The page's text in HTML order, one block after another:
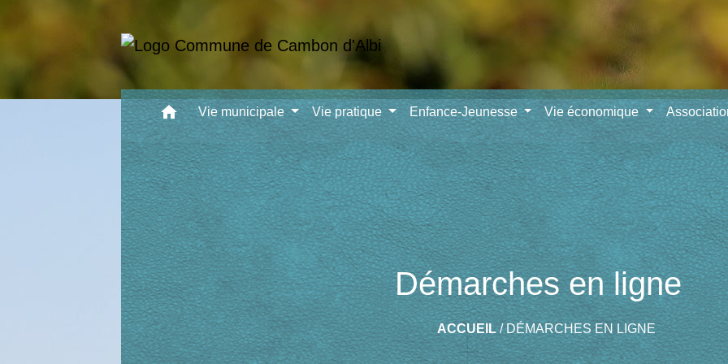
home Vie municipale Vie pratique Enfance-Jeunesse Vie économique
Démarches en ligne
ACCUEIL/DÉMARCHES EN LIGNE